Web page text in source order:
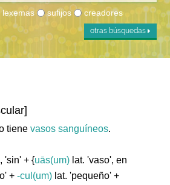
lexemas sufijos creadores
otras búsquedas
tienevasos sanguíneos.
'sin' + {uās(um) lat. 'vaso', en
+-cul(um) lat. 'pequeño' +